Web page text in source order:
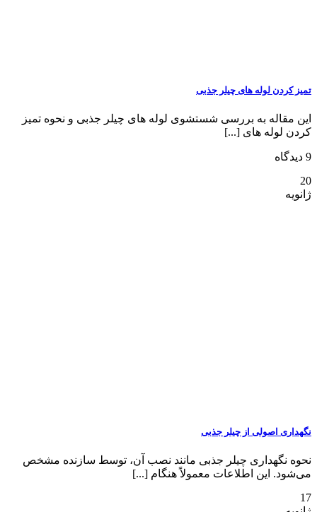
تمیز کردن لوله های چیلر جذبی
این مقاله به بررسی شستشوی لوله های چیلر جذبی و نحوه تمیز
کردن لوله های [...]
9 دیدگاه
20
ژانویه
نگهداری اصولی از چیلر جذبی
نحوه نگهداری چیلر جذبی مانند نصب آن، توسط سازنده مشخص
می‌شود. این اطلاعات معمولاً هنگام [...]
17